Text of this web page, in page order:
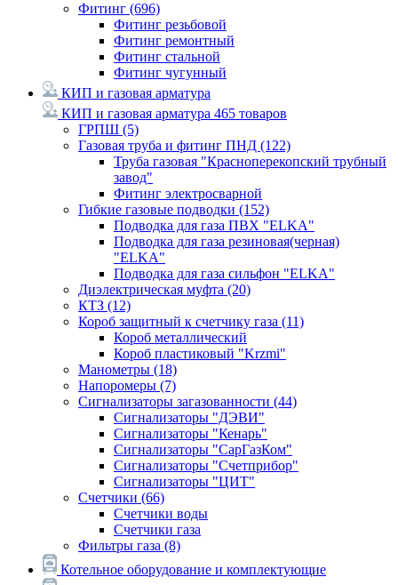
Фитинг (696)
Фитинг резьбовой
Фитинг ремонтный
Фитинг стальной
Фитинг чугунный
КИП и газовая арматура
КИП и газовая арматура 465 товаров
ГРПШ (5)
Газовая труба и фитинг ПНД (122)
Труба газовая "Красноперекопский трубный
завод"
Фитинг электросварной
Гибкие газовые подводки (152)
Подводка для газа ПВХ "ELKA"
Подводка для газа резиновая(черная)
"ELKA"
Подводка для газа сильфон "ELKA"
Диэлектрическая муфта (20)
КТЗ (12)
Короб защитный к счетчику газа (11)
Короб металлический
Короб пластиковый "Krzmi"
Манометры (18)
Напоромеры (7)
Сигнализаторы загазованности (44)
Сигнализаторы "ДЭВИ"
Сигнализаторы "Кенарь"
Сигнализаторы "СарГазКом"
Сигнализаторы "Счетприбор"
Сигнализаторы "ЦИТ"
Счетчики (66)
Счетчики воды
Счетчики газа
Фильтры газа (8)
Котельное оборудование и комплектующие